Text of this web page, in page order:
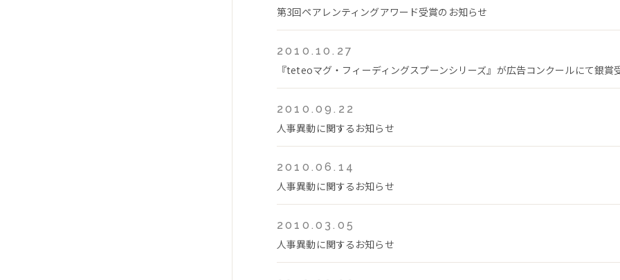
第3回ペアレンティングアワード受賞のお知らせ
2010.10.27
『teteoマグ・フィーディングスプーンシリーズ』が広告コンクールにて銀賞
2010.09.22
人事異動に関するお知らせ
2010.06.14
人事異動に関するお知らせ
2010.03.05
人事異動に関するお知らせ